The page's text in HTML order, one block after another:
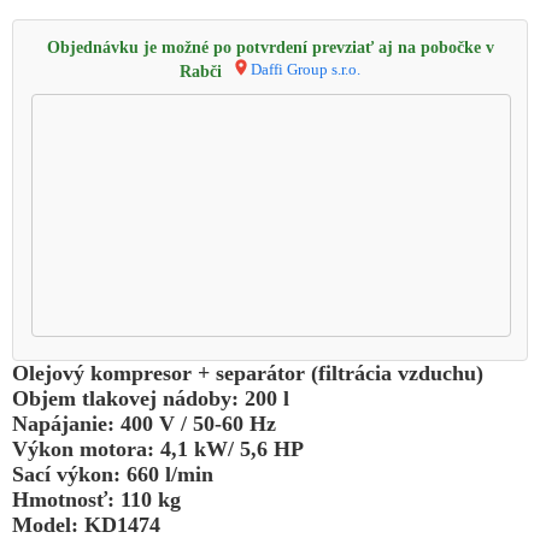
Objednávku je možné po potvrdení prevziať aj na pobočke v
Rabči
Daffi Group s.r.o.
Olejový kompresor + separátor (filtrácia vzduchu)
Objem tlakovej nádoby: 200 l
Napájanie: 400 V / 50-60 Hz
Výkon motora: 4,1 kW/ 5,6 HP
Sací výkon: 660 l/min
Hmotnosť: 110 kg
Model: KD1474